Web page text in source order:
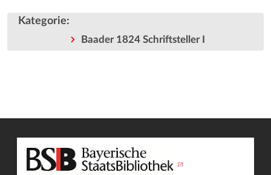
Kategorie:
Baader 1824 Schriftsteller I